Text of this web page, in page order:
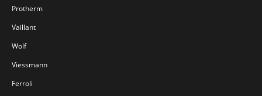
Protherm
Vaillant
Wolf
Viessmann
Ferroli